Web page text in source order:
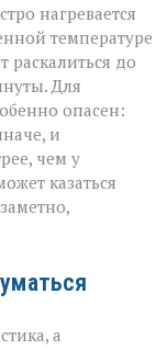
нагревается
температуре
до
Для
опасен:
и
чем у
казаться
а